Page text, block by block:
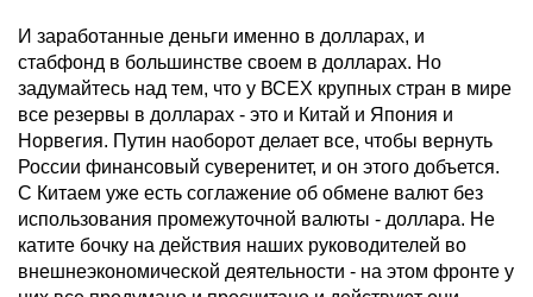
И заработанные деньги именно в долларах, и
стабфонд в большинстве своем в долларах. Но
задумайтесь над тем, что у ВСЕХ крупных стран в мире
все резервы в долларах - это и Китай и Япония и
Норвегия. Путин наоборот делает все, чтобы вернуть
России финансовый суверенитет, и он этого добъется.
С Китаем уже есть соглажение об обмене валют без
использования промежуточной валюты - доллара. Не
катите бочку на действия наших руководителей во
внешнеэкономической деятельности - на этом фронте у